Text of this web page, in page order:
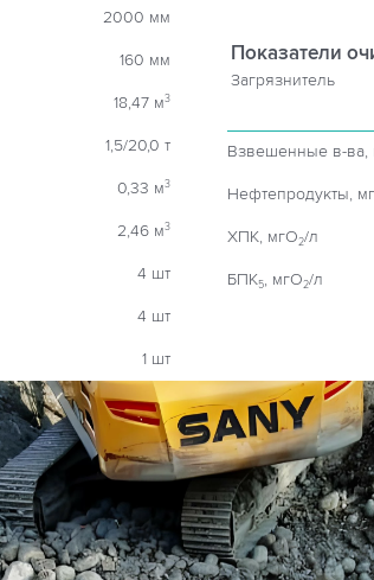
2000 мм
160 мм
18,47 м3
1,5/20,0 т
0,33 м3
2,46 м3
4 шт
4 шт
1 шт
Показатели
Загрязнитель
Взвешенные в-ва,
Нефтепродукты,
ХПК, мгO2/л
БПК5, мгO2/л